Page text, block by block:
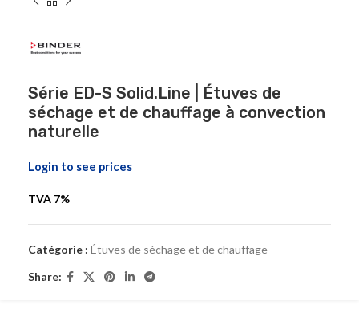
Série ED-S Solid.Line | Étuves de
séchage et de chauffage à convection
naturelle
Login to see prices
TVA 7%
Catégorie : Étuves de séchage et de chauffage
Share: